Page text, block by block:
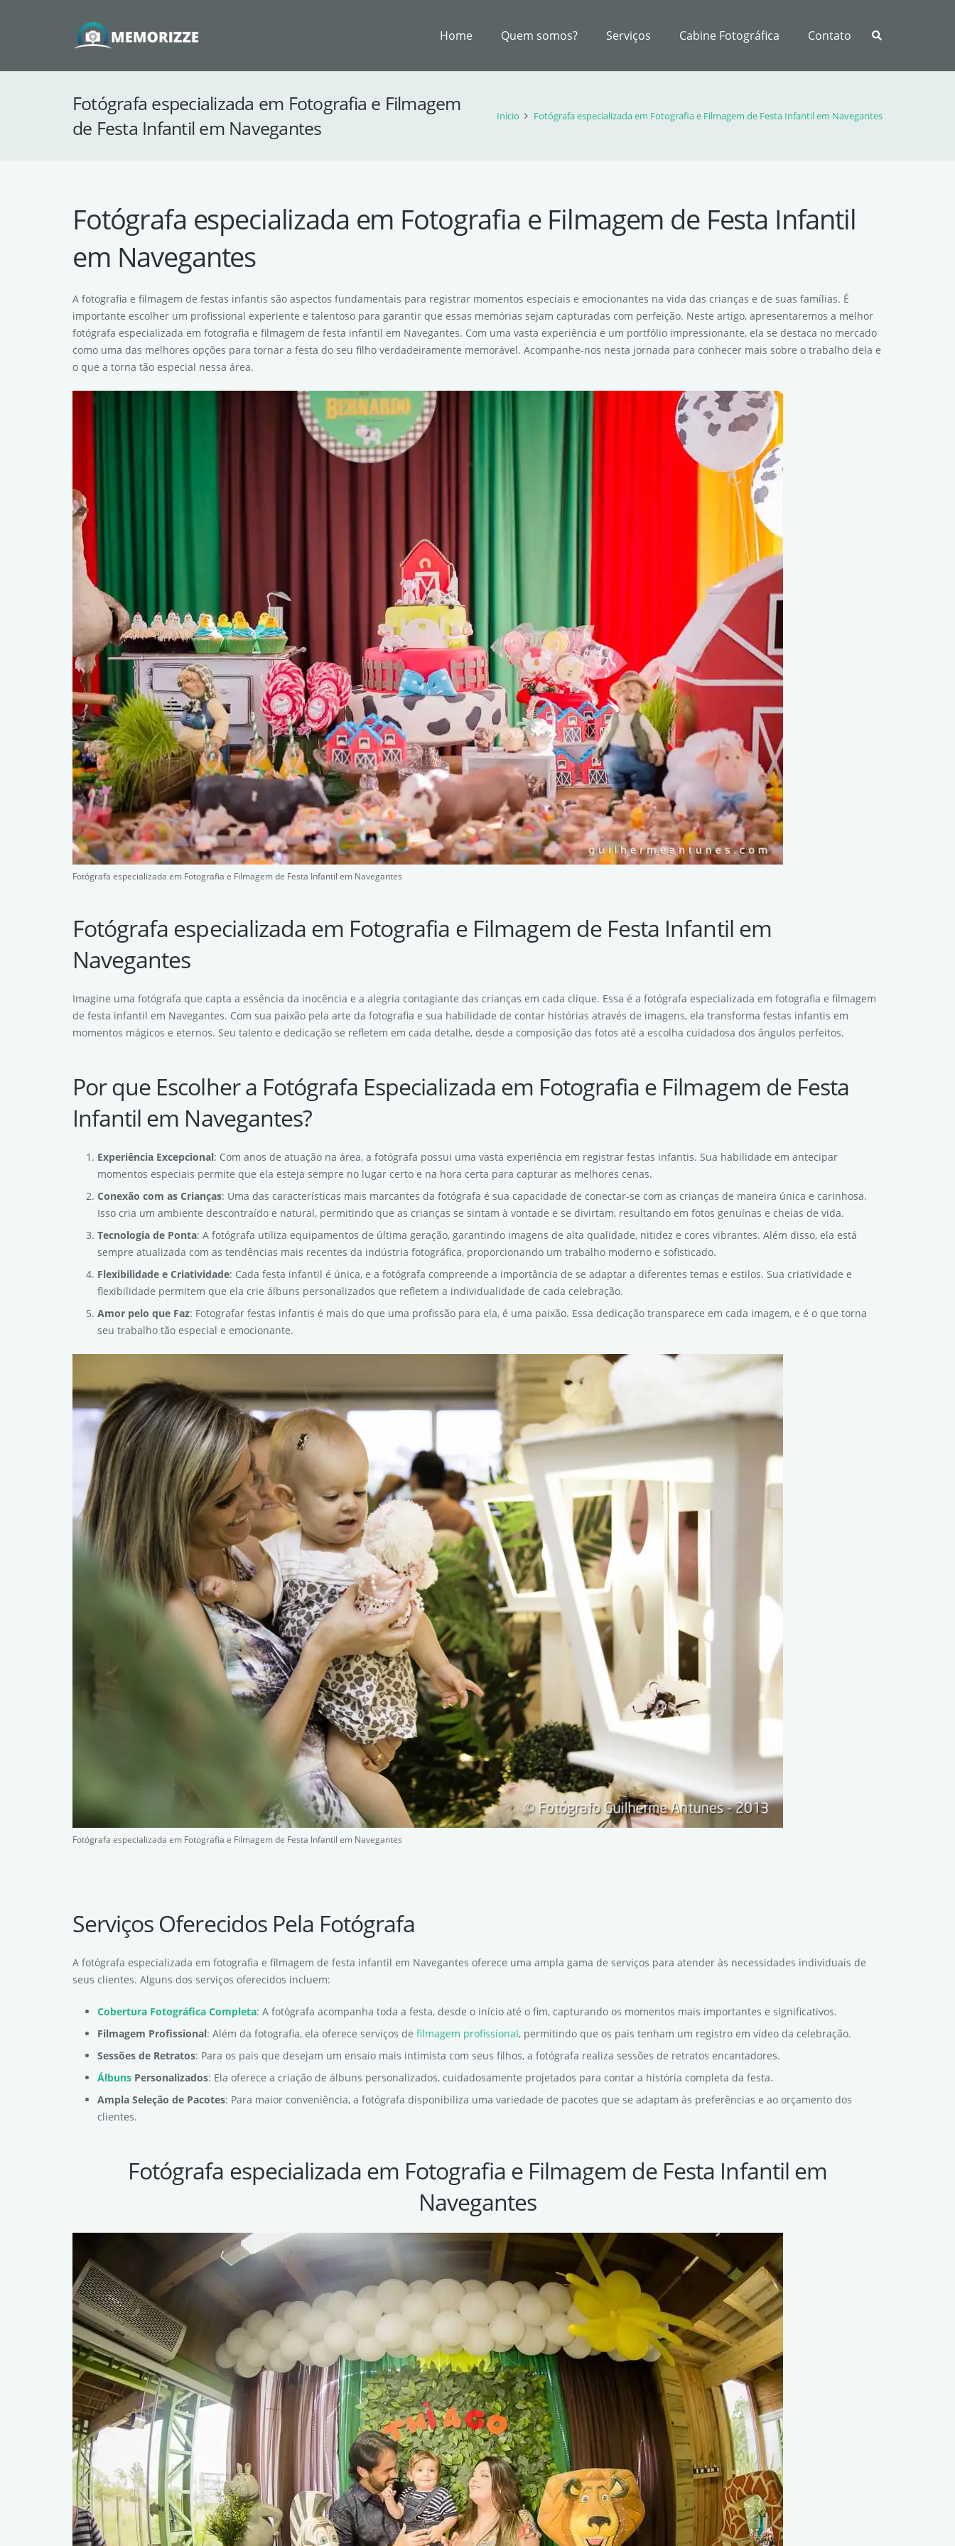
Home Quem somos? Serviços Cabine Fotográfica Contato
Fotógrafa especializada em Fotografia e Filmagem
de Festa Infantil em Navegantes
Início Fotógrafa especializada em Fotografia e Filmagem de Festa Infantil em Navegantes
Fotógrafa especializada em Fotografia e Filmagem de Festa Infantil
em Navegantes
A fotografia e filmagem de festas infantis são aspectos fundamentais para registrar momentos especiais e emocionantes na vida das crianças e de suas famílias. É
importante escolher um profissional experiente e talentoso para garantir que essas memórias sejam capturadas com perfeição. Neste artigo, apresentaremos a melhor
fotógrafa especializada em fotografia e filmagem de festa infantil em Navegantes. Com uma vasta experiência e um portfólio impressionante, ela se destaca no mercado
como uma das melhores opções para tornar a festa do seu filho verdadeiramente memorável. Acompanhe-nos nesta jornada para conhecer mais sobre o trabalho dela e
o que a torna tão especial nessa área.
Fotógrafa especializada em Fotografia e Filmagem de Festa Infantil em Navegantes
Fotógrafa especializada em Fotografia e Filmagem de Festa Infantil em
Navegantes
Imagine uma fotógrafa que capta a essência da inocência e a alegria contagiante das crianças em cada clique. Essa é a fotógrafa especializada em fotografia e filmagem
de festa infantil em Navegantes. Com sua paixão pela arte da fotografia e sua habilidade de contar histórias através de imagens, ela transforma festas infantis em
momentos mágicos e eternos. Seu talento e dedicação se refletem em cada detalhe, desde a composição das fotos até a escolha cuidadosa dos ângulos perfeitos.
Por que Escolher a Fotógrafa Especializada em Fotografia e Filmagem de Festa
Infantil em Navegantes?
Experiência Excepcional: Com anos de atuação na área, a fotógrafa possui uma vasta experiência em registrar festas infantis. Sua habilidade em antecipar
momentos especiais permite que ela esteja sempre no lugar certo e na hora certa para capturar as melhores cenas.
Conexão com as Crianças: Uma das características mais marcantes da fotógrafa é sua capacidade de conectar-se com as crianças de maneira única e carinhosa.
Isso cria um ambiente descontraído e natural, permitindo que as crianças se sintam à vontade e se divirtam, resultando em fotos genuínas e cheias de vida.
Tecnologia de Ponta: A fotógrafa utiliza equipamentos de última geração, garantindo imagens de alta qualidade, nitidez e cores vibrantes. Além disso, ela está
sempre atualizada com as tendências mais recentes da indústria fotográfica, proporcionando um trabalho moderno e sofisticado.
Flexibilidade e Criatividade: Cada festa infantil é única, e a fotógrafa compreende a importância de se adaptar a diferentes temas e estilos. Sua criatividade e
flexibilidade permitem que ela crie álbuns personalizados que refletem a individualidade de cada celebração.
Amor pelo que Faz: Fotografar festas infantis é mais do que uma profissão para ela, é uma paixão. Essa dedicação transparece em cada imagem, e é o que torna
seu trabalho tão especial e emocionante.
Fotógrafa especializada em Fotografia e Filmagem de Festa Infantil em Navegantes
Serviços Oferecidos Pela Fotógrafa
A fotógrafa especializada em fotografia e filmagem de festa infantil em Navegantes oferece uma ampla gama de serviços para atender às necessidades individuais de
seus clientes. Alguns dos serviços oferecidos incluem:
Cobertura Fotográfica Completa: A fotógrafa acompanha toda a festa, desde o início até o fim, capturando os momentos mais importantes e significativos.
Filmagem Profissional: Além da fotografia, ela oferece serviços de filmagem profissional, permitindo que os pais tenham um registro em vídeo da celebração.
Sessões de Retratos: Para os pais que desejam um ensaio mais intimista com seus filhos, a fotógrafa realiza sessões de retratos encantadores.
Álbuns Personalizados: Ela oferece a criação de álbuns personalizados, cuidadosamente projetados para contar a história completa da festa.
Ampla Seleção de Pacotes: Para maior conveniência, a fotógrafa disponibiliza uma variedade de pacotes que se adaptam às preferências e ao orçamento dos
clientes.
Fotógrafa especializada em Fotografia e Filmagem de Festa Infantil em
Navegantes